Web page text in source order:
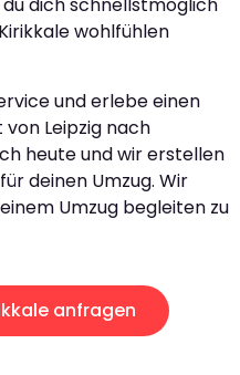
dich schnellstmöglich
wohlfühlen
und erlebe einen
Leipzig nach
heute und wir erstellen
deinen Umzug. Wir
Umzug begleiten zu
anfragen